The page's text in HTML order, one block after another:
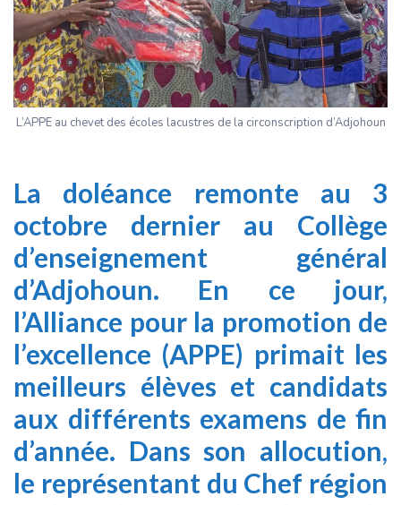
L’APPE au chevet des écoles lacustres de la circonscription d’Adjohoun
La doléance remonte au 3
octobre dernier au Collège
d’enseignement général
d’Adjohoun. En ce jour,
l’Alliance pour la promotion de
l’excellence (APPE) primait les
meilleurs élèves et candidats
aux différents examens de fin
d’année. Dans son allocution,
le représentant du Chef région